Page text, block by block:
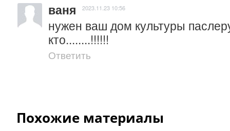
ваня 2023.11.23 10:56
нужен ваш дом культуры
кто........!!!!!!
Ответить
Похожие материалы